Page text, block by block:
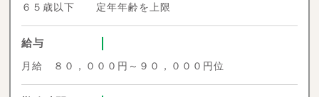
６５歳以下 定年年齢を上限
給与
月給 ８０，０００円～９０，０００円位